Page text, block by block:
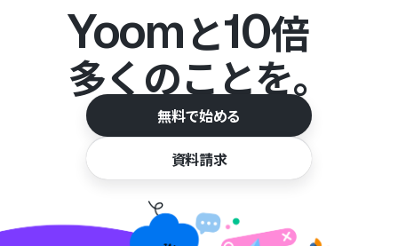
Yoomと10倍
多くのことを。
無料で始める
資料請求